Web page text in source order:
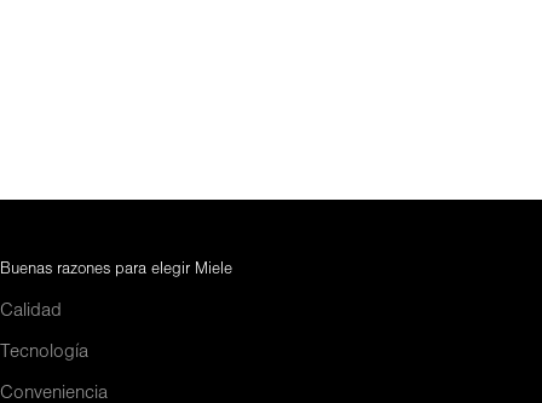
Buenas razones para elegir Miele
Calidad
Tecnología
Conveniencia